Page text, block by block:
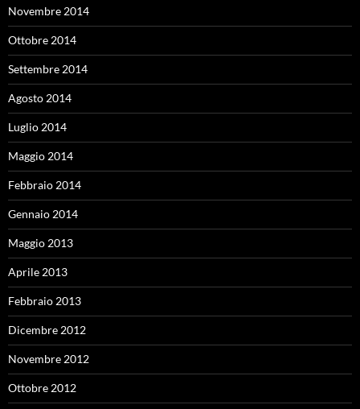
Novembre 2014
Ottobre 2014
Settembre 2014
Agosto 2014
Luglio 2014
Maggio 2014
Febbraio 2014
Gennaio 2014
Maggio 2013
Aprile 2013
Febbraio 2013
Dicembre 2012
Novembre 2012
Ottobre 2012